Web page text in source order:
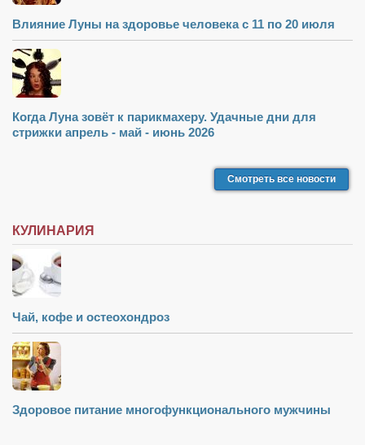
Влияние Луны на здоровье человека с 11 по 20 июля
Когда Луна зовёт к парикмахеру. Удачные дни для
стрижки апрель - май - июнь 2026
Смотреть все новости
КУЛИНАРИЯ
Чай, кофе и остеохондроз
Здоровое питание многофункционального мужчины